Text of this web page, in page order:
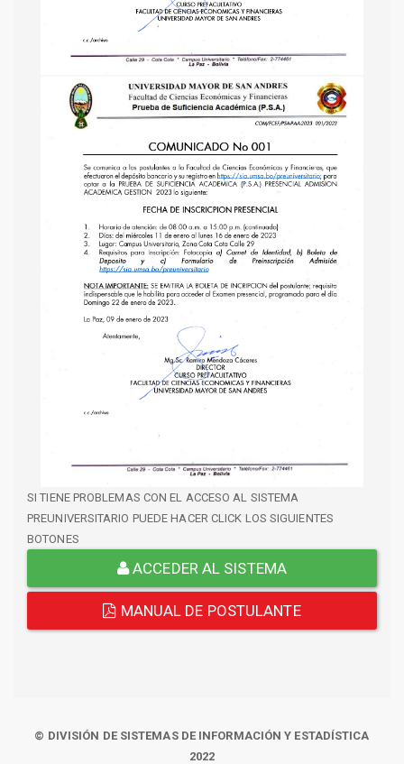
SI TIENE PROBLEMAS CON EL ACCESO AL SISTEMA
PREUNIVERSITARIO PUEDE HACER CLICK LOS SIGUIENTES
BOTONES
ACCEDER AL SISTEMA
MANUAL DE POSTULANTE
© DIVISIÓN DE SISTEMAS DE INFORMACIÓN Y ESTADÍSTICA
2022